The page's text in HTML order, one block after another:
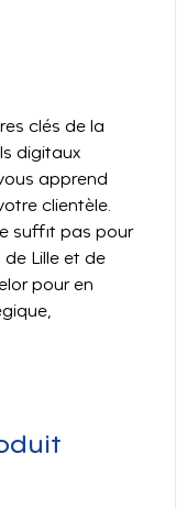
clés de la
digitaux
apprend
clientèle.
suffit pas pour
de Lille et de
pour en